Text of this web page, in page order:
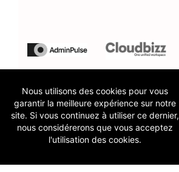
Nous utilisons des cookies pour vous
garantir la meilleure expérience sur notre
site. Si vous continuez à utiliser ce dernier,
nous considérerons que vous acceptez
l'utilisation des cookies.